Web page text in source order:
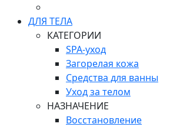
ДЛЯ ТЕЛА
КАТЕГОРИИ
SPA-уход
Загорелая кожа
Средства для ванны
Уход за телом
НАЗНАЧЕНИЕ
Восстановление